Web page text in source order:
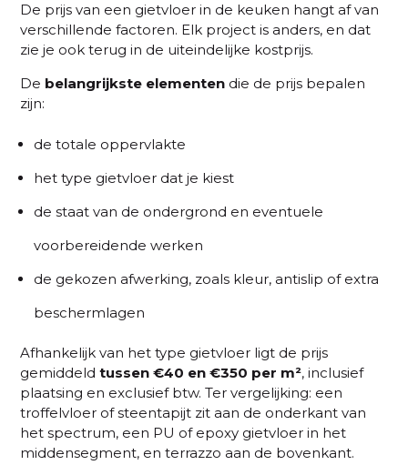
De prijs van een gietvloer in de keuken hangt af van
verschillende factoren. Elk project is anders, en dat
zie je ook terug in de uiteindelijke kostprijs.
De belangrijkste elementen die de prijs bepalen
zijn:
de totale oppervlakte
het type gietvloer dat je kiest
de staat van de ondergrond en eventuele
voorbereidende werken
de gekozen afwerking, zoals kleur, antislip of extra
beschermlagen
Afhankelijk van het type gietvloer ligt de prijs
gemiddeldtussen €40 en €350 per m², inclusief
plaatsing en exclusief btw. Ter vergelijking: een
troffelvloer of steentapijt zit aan de onderkant van
het spectrum, een PU of epoxy gietvloer in het
middensegment, en terrazzo aan de bovenkant.